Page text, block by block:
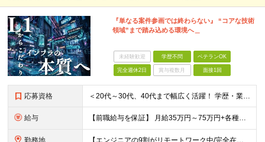
『単なる案件参画では終わらない』 “コアな技術
領域”まで踏み込める環境へ＿
未経験歓迎 学歴不問 ベテランOK
完全週休2日 賞与複数月 面接1回
応募資格 ＜20代～30代、40代まで幅広く活躍！ 学歴・業界・領域不問＞ インフラエンジニアとして下記いずれかの経験がある方 ■設計・構築の経験（サーバ、ネットワーク、クラウド、セキュリティ、データベース）
給与 【前職給与を保証】 月給35万円～75万円+各種手当+決算賞与 ★資格手当や資格取得報奨金、役職手当など待遇、福利厚生が充実！ ★1年で年収100万円以上アップした社員も在籍！ ※経験・スキルを考
勤務地 【エンジニアの9割がリモートワーク中/完全在宅ワークで働くメンバーも◎】 現在、エンジニアの約9割がリモートワークを実施。 そのうち約3割がフルリモートで勤務しており、地方在住のメンバーも活躍していま